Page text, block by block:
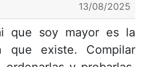
13/08/2025
que soy mayor es la
que existe. Compilar